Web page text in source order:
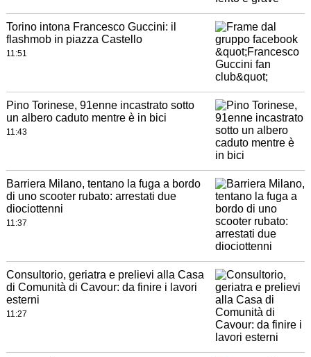
Torino intona Francesco Guccini: il
flashmob in piazza Castello
11:51
Pino Torinese, 91enne incastrato sotto
un albero caduto mentre è in bici
11:43
Barriera Milano, tentano la fuga a bordo
di uno scooter rubato: arrestati due
diociottenni
11:37
Consultorio, geriatra e prelievi alla Casa
di Comunità di Cavour: da finire i lavori
esterni
11:27